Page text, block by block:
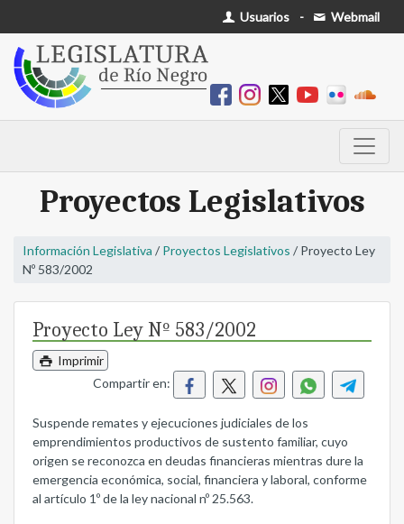
Usuarios - Webmail
Proyectos Legislativos
Información Legislativa / Proyectos Legislativos / Proyecto Ley
Nº 583/2002
Proyecto Ley Nº 583/2002
Imprimir
Compartir en:
Suspende remates y ejecuciones judiciales de los
emprendimientos productivos de sustento familiar, cuyo
origen se reconozca en deudas financieras mientras dure la
emergencia económica, social, financiera y laboral, conforme
al artículo 1º de la ley nacional nº 25.563.